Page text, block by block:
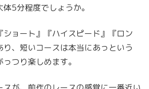
5分程度でしょうか。
ショート』『ハイスピード』『ロン
り、短いコースは本当にあっという
つり楽しめます。